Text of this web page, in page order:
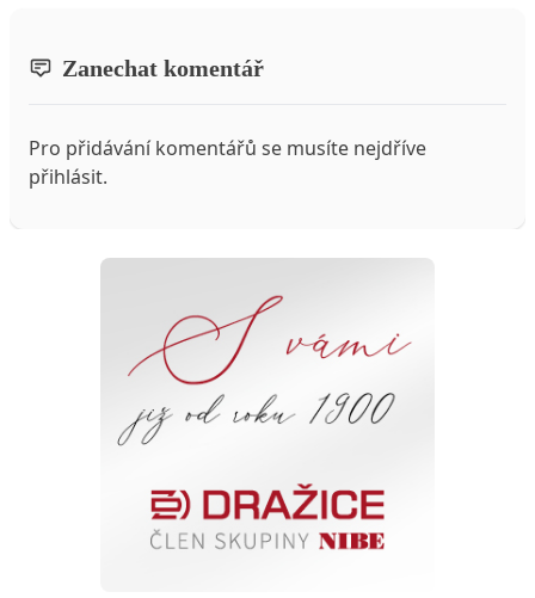
Zanechat komentář
Pro přidávání komentářů se musíte nejdříve
přihlásit.